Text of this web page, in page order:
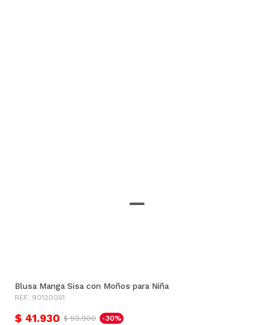
Blusa Manga Sisa con Moños para Niña
REF. 90120051
$ 41.930 $ 59.900 -30%